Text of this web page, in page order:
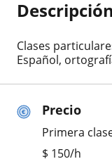
Precio
Primera
$ 150/h
Clases
Español,